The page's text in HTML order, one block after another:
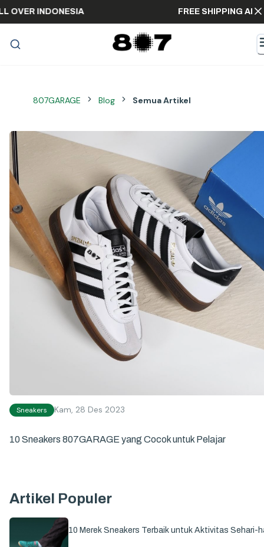
ALL OVER INDONESIA FREE SHIPPING
807GARAGE Blog Semua Artikel
Sneakers Kam, 28 Des 2023
10 Sneakers 807GARAGE yang Cocok untuk Pelajar
Artikel Populer
10 Merek Sneakers Terbaik untuk Aktivitas Sehari-